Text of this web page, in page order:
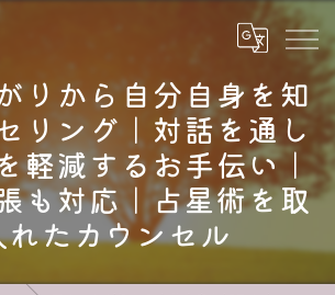
りから自分自身を知
リング｜対話を通し
軽減するお手伝い｜
も対応｜占星術を取
れたカウンセル